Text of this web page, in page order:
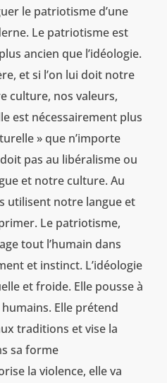
le patriotisme d’une
Le patriotisme est
ancien que l’idéologie.
et si l’on lui doit notre
culture, nos valeurs,
est nécessairement plus
» que n’importe
pas au libéralisme ou
et notre culture. Au
utilisent notre langue et
Le patriotisme,
tout l’humain dans
et instinct. L’idéologie
et froide. Elle pousse à
Elle prétend
traditions et vise la
sa forme
la violence, elle va